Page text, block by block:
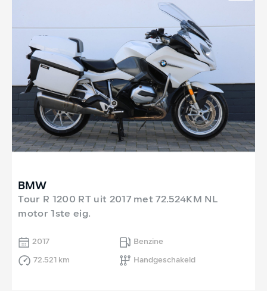
BMW
Tour R 1200 RT uit 2017 met 72.524KM NL
motor 1ste eig.
2017
Benzine
72.521 km
Handgeschakeld